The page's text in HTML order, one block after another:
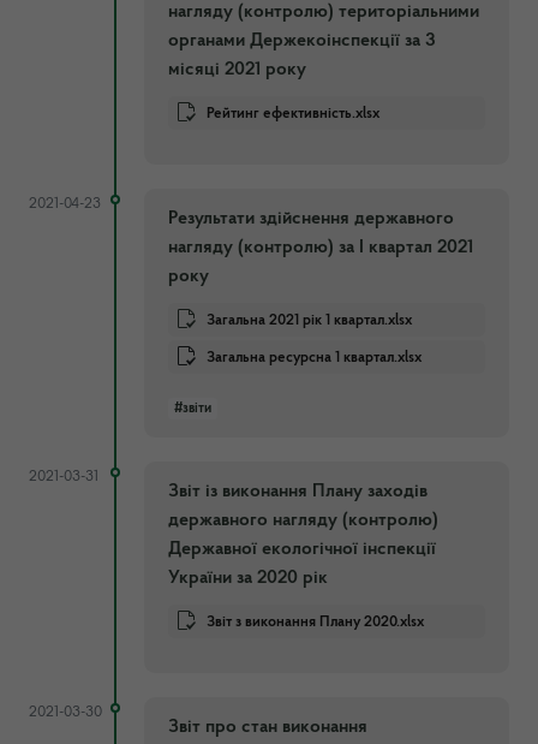
нагляду (контролю) територіальними
органами Держекоінспекції за 3
місяці 2021 року
Рейтинг ефективність.xlsx
2021-04-23
Результати здійснення державного
нагляду (контролю) за І квартал 2021
року
Загальна 2021 рік 1 квартал.xlsx
Загальна ресурсна 1 квартал.xlsx
#звіти
2021-03-31
Звіт із виконання Плану заходів
державного нагляду (контролю)
Державної екологічної інспекції
України за 2020 рік
Звіт з виконання Плану 2020.xlsx
2021-03-30
Звіт про стан виконання